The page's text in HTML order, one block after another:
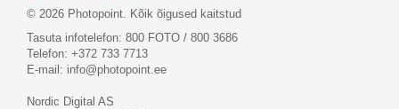
© 2026 Photopoint. Kõik õigused kaitstud
Tasuta infotelefon: 800 FOTO / 800 3686
Telefon: +372 733 7713
E-mail: info@photopoint.ee
Nordic Digital AS